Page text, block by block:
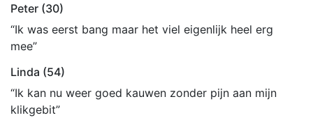
Peter (30)
“Ik was eerst bang maar het viel eigenlijk heel erg
mee”
Linda (54)
“Ik kan nu weer goed kauwen zonder pijn aan mijn
klikgebit”